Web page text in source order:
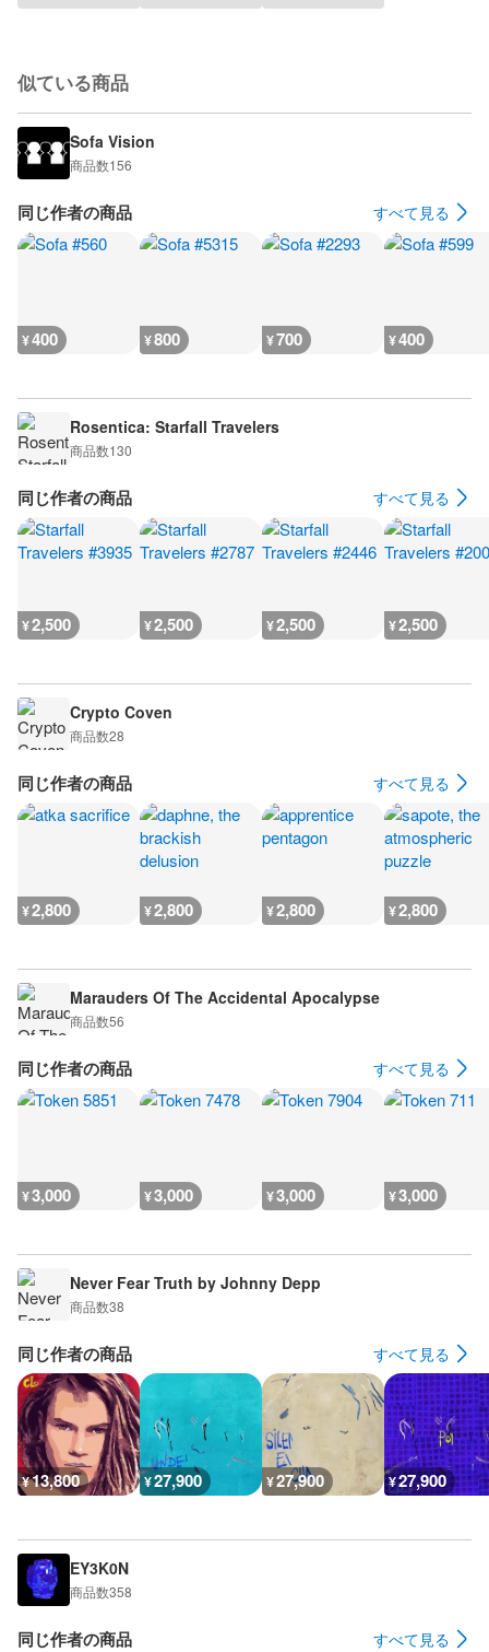
似ている商品
Sofa Vision
商品数156
同じ作者の商品 すべて見る
¥400 ¥800 ¥700 ¥400
Rosentica: Starfall Travelers
商品数130
同じ作者の商品 すべて見る
¥2,500 ¥2,500 ¥2,500 ¥2,500
Crypto Coven
商品数28
同じ作者の商品 すべて見る
¥2,800 ¥2,800 ¥2,800 ¥2,800
Marauders Of The Accidental Apocalypse
商品数56
同じ作者の商品 すべて見る
¥3,000 ¥3,000 ¥3,000 ¥3,000
Never Fear Truth by Johnny Depp
商品数38
同じ作者の商品 すべて見る
¥13,800 ¥27,900 ¥27,900 ¥27,900
EY3K0N
商品数358
同じ作者の商品 すべて見る